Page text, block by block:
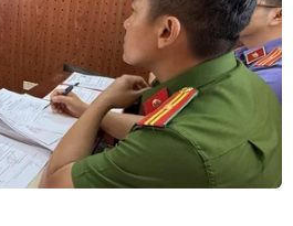
Quy định sử dụng
Hỗ trợ
TTXVN